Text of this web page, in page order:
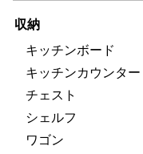
収納
キッチンボード
キッチンカウンター
チェスト
シェルフ
ワゴン